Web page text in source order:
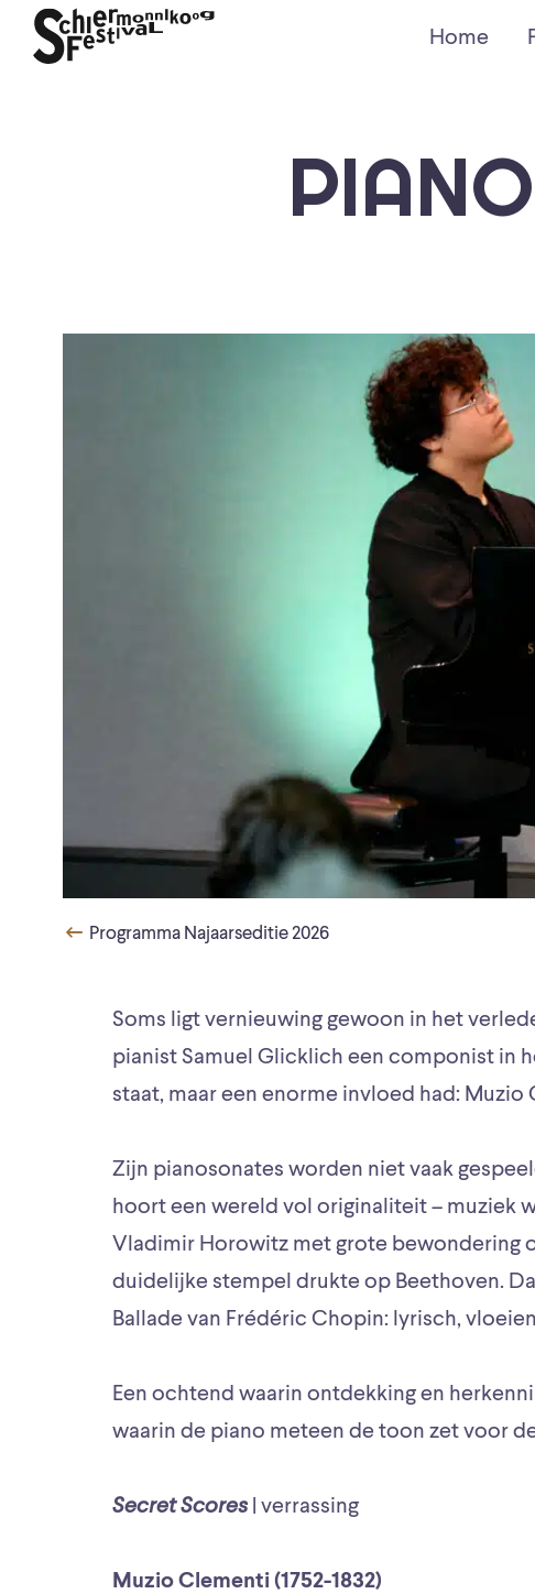
Home
Programma Najaarseditie 2026
Soms ligt vernieuwing gewoon in het
pianist Samuel Glicklich een componist in
staat, maar een enorme invloed had: Muzio
Zijn pianosonates worden niet vaak
hoort een wereld vol originaliteit – muziek
Vladimir Horowitz met grote bewondering
duidelijke stempel drukte op Beethoven.
Ballade van Frédéric Chopin: lyrisch,
Een ochtend waarin ontdekking en
waarin de piano meteen de toon zet voor
Secret Scores | verrassing
Muzio Clementi (1752-1832)